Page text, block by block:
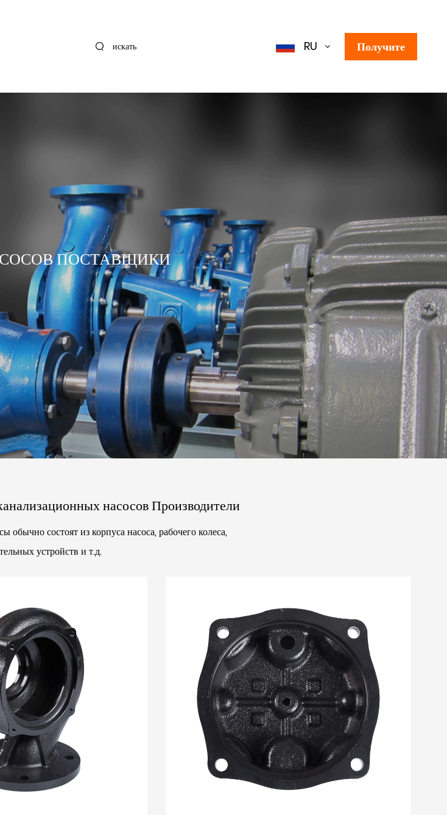
искать RU
Получите
ПОСТАВЩИКИ
насосов Производители
обычно состоят из корпуса насоса, рабочего колеса,
устройств и т.д.